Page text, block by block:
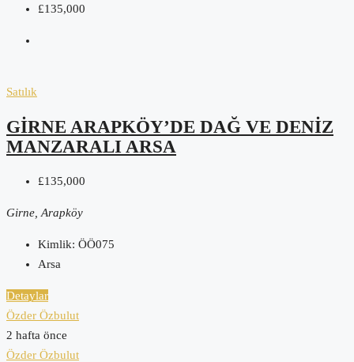
£135,000
Satılık
GIRNE ARAPKÖY’DE DAĞ VE DENIZ
MANZARALI ARSA
£135,000
Girne, Arapköy
Kimlik: ÖÖ075
Arsa
Detaylar
Özder Özbulut
2 hafta önce
Özder Özbulut